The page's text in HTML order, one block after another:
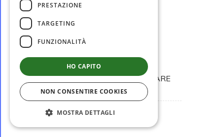
IN1201
GAGLIARDETTO TRIANGOLARE
(20X28 CM)
€ 12,50
PRESTAZIONE
TARGETING
FUNZIONALITÀ
HO CAPITO
NON CONSENTIRE COOKIES
MOSTRA DETTAGLI